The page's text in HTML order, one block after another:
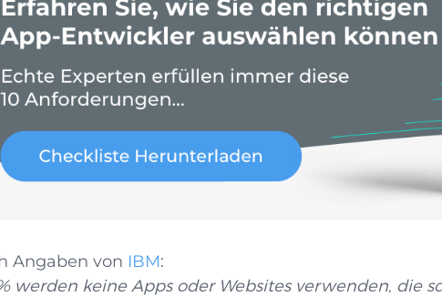
Angaben von IBM:
werden keine Apps oder Websites verwenden, die